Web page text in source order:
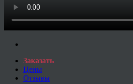
Заказать
Цены
Отзывы